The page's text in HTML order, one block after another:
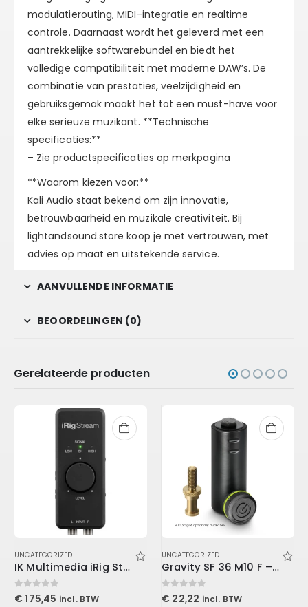
modulatierouting, MIDI-integratie en realtime
controle. Daarnaast wordt het geleverd met een
aantrekkelijke softwarebundel en biedt het
volledige compatibiliteit met moderne DAW’s. De
combinatie van prestaties, veelzijdigheid en
gebruiksgemak maakt het tot een must-have voor
elke serieuze muzikant. **Technische
specificaties:**
– Zie productspecificaties op merkpagina
**Waarom kiezen voor:**
Kali Audio staat bekend om zijn innovatie,
betrouwbaarheid en muzikale creativiteit. Bij
lightandsound.store koop je met vertrouwen, met
advies op maat en uitstekende service.
AANVULLENDE INFORMATIE
BEOORDELINGEN (0)
Gerelateerde producten
UNCATEGORIZED
IK Multimedia iRig Stream
0out of 5
€ 175,45 incl. BTW
UNCATEGORIZED
Gravity SF 36 M10 F – Reducer Flange from 36 mm to M10, Female
0out of 5
€ 22,22 incl. BTW